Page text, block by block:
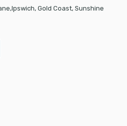
Gold Coast, Sunshine